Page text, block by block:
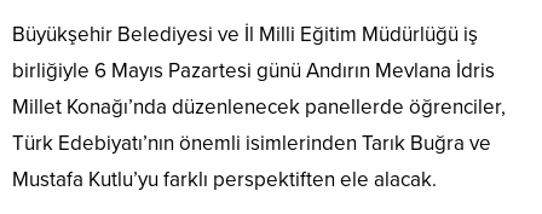
Büyükşehir Belediyesi ve İl Milli Eğitim Müdürlüğü iş
birliğiyle 6 Mayıs Pazartesi günü Andırın Mevlana İdris
Millet Konağı’nda düzenlenecek panellerde öğrenciler,
Türk Edebiyatı’nın önemli isimlerinden Tarık Buğra ve
Mustafa Kutlu’yu farklı perspektiften ele alacak.